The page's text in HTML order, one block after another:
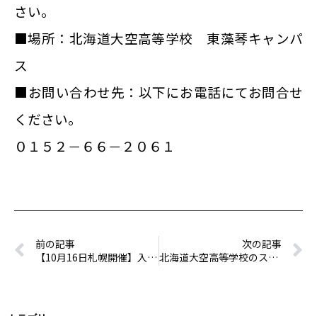
さい。
■場所：北海道大空高等学校 東藻琴キャンパ
ス
■お問い合わせ先：以下にお電話にてお問合せ
ください。
０１５２－６６－２０６１
前の記事
【10月16日札幌開催】入学説明会
次の記事
北海道大空高等学校のスクール・ミッション、スクール・ポリシー